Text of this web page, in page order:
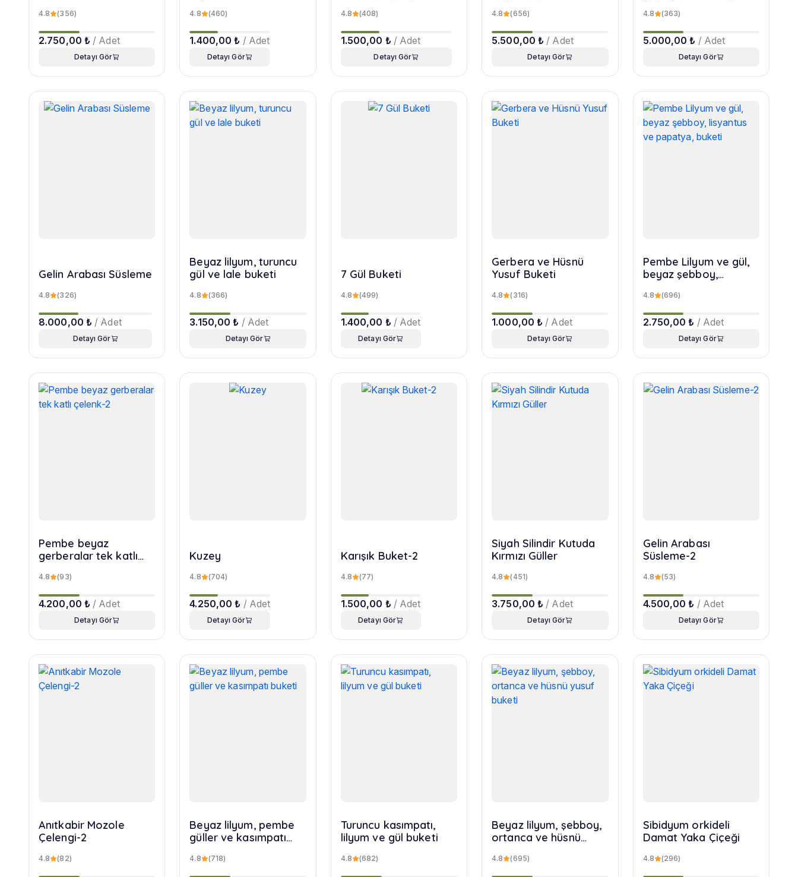
4.8 (356)
2.750,00 ₺ / Adet
Detayı Gör
4.8 (460)
1.400,00 ₺ / Adet
Detayı Gör
4.8 (408)
1.500,00 ₺ / Adet
Detayı Gör
4.8 (656)
5.500,00 ₺ / Adet
Detayı Gör
4.8 (363)
5.000,00 ₺ / Adet
Detayı Gör
Gelin Arabası Süsleme
4.8 (326)
8.000,00 ₺ / Adet
Detayı Gör
Beyaz lilyum, turuncu
gül ve lale buketi
4.8 (366)
3.150,00 ₺ / Adet
Detayı Gör
7 Gül Buketi
4.8 (499)
1.400,00 ₺ / Adet
Detayı Gör
Gerbera ve Hüsnü
Yusuf Buketi
4.8 (316)
1.000,00 ₺ / Adet
Detayı Gör
Pembe Lilyum ve gül,
beyaz şebboy,
buketi
4.8 (696)
2.750,00 ₺ / Adet
Detayı Gör
Pembe beyaz
gerberalar tek katlı
4.8 (93)
4.200,00 ₺ / Adet
Detayı Gör
Kuzey
4.8 (704)
4.250,00 ₺ / Adet
Detayı Gör
Karışık Buket-2
4.8 (77)
1.500,00 ₺ / Adet
Detayı Gör
Siyah Silindir Kutuda
Kırmızı Güller
4.8 (451)
3.750,00 ₺ / Adet
Detayı Gör
Gelin Arabası
Süsleme-2
4.8 (53)
4.500,00 ₺ / Adet
Detayı Gör
Anıtkabir Mozole
Çelengi-2
4.8 (82)
Beyaz lilyum, pembe
güller ve kasımpatı
4.8 (718)
Turuncu kasımpatı,
lilyum ve gül buketi
4.8 (682)
Beyaz lilyum, şebboy,
ortanca ve hüsnü
4.8 (695)
Sibidyum orkideli
Damat Yaka Çiçeği
4.8 (296)